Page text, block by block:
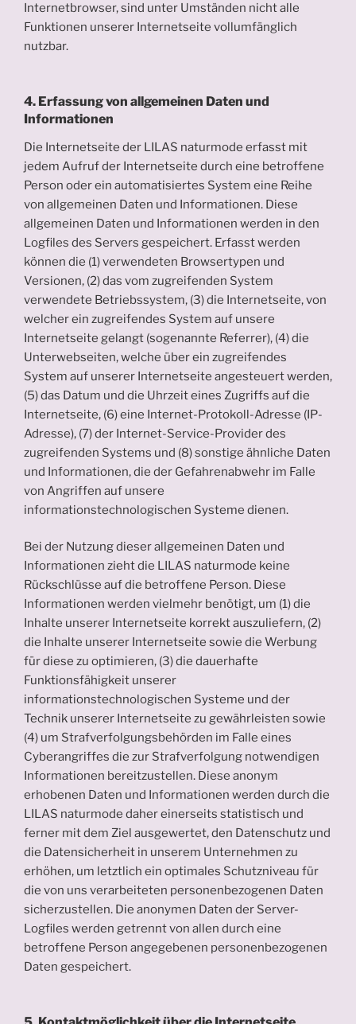
Internetbrowser, sind unter Umständen nicht alle
Funktionen unserer Internetseite vollumfänglich
nutzbar.
4. Erfassung von allgemeinen Daten und
Informationen
Die Internetseite der LILAS naturmode erfasst mit
jedem Aufruf der Internetseite durch eine betroffene
Person oder ein automatisiertes System eine Reihe
von allgemeinen Daten und Informationen. Diese
allgemeinen Daten und Informationen werden in den
Logfiles des Servers gespeichert. Erfasst werden
können die (1) verwendeten Browsertypen und
Versionen, (2) das vom zugreifenden System
verwendete Betriebssystem, (3) die Internetseite, von
welcher ein zugreifendes System auf unsere
Internetseite gelangt (sogenannte Referrer), (4) die
Unterwebseiten, welche über ein zugreifendes
System auf unserer Internetseite angesteuert werden,
(5) das Datum und die Uhrzeit eines Zugriffs auf die
Internetseite, (6) eine Internet-Protokoll-Adresse (IP-
Adresse), (7) der Internet-Service-Provider des
zugreifenden Systems und (8) sonstige ähnliche Daten
und Informationen, die der Gefahrenabwehr im Falle
von Angriffen auf unsere
informationstechnologischen Systeme dienen.
Bei der Nutzung dieser allgemeinen Daten und
Informationen zieht die LILAS naturmode keine
Rückschlüsse auf die betroffene Person. Diese
Informationen werden vielmehr benötigt, um (1) die
Inhalte unserer Internetseite korrekt auszuliefern, (2)
die Inhalte unserer Internetseite sowie die Werbung
für diese zu optimieren, (3) die dauerhafte
Funktionsfähigkeit unserer
informationstechnologischen Systeme und der
Technik unserer Internetseite zu gewährleisten sowie
(4) um Strafverfolgungsbehörden im Falle eines
Cyberangriffes die zur Strafverfolgung notwendigen
Informationen bereitzustellen. Diese anonym
erhobenen Daten und Informationen werden durch die
LILAS naturmode daher einerseits statistisch und
ferner mit dem Ziel ausgewertet, den Datenschutz und
die Datensicherheit in unserem Unternehmen zu
erhöhen, um letztlich ein optimales Schutzniveau für
die von uns verarbeiteten personenbezogenen Daten
sicherzustellen. Die anonymen Daten der Server-
Logfiles werden getrennt von allen durch eine
betroffene Person angegebenen personenbezogenen
Daten gespeichert.